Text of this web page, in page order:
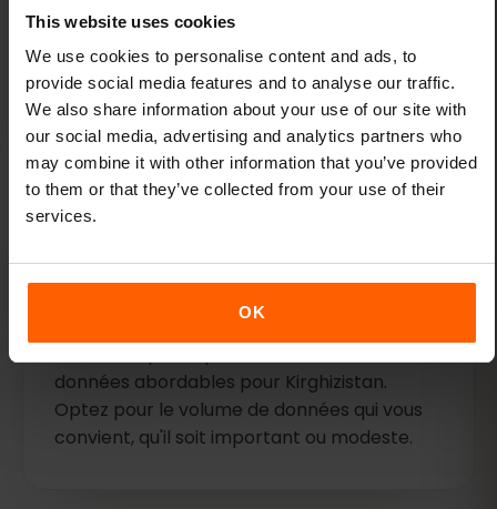
This website uses cookies
We use cookies to personalise content and ads, to
provide social media features and to analyse our traffic.
We also share information about your use of our site with
our social media, advertising and analytics partners who
may combine it with other information that you’ve provided
to them or that they’ve collected from your use of their
services.
OK
Activez votre eSIM avant votre vol : vos
données seront prêtes à l'emploi dès votre
atterrissage.
Formules flexibles
données abordables pour Kirghizistan.
Optez pour le volume de données qui vous
convient, qu'il soit important ou modeste.